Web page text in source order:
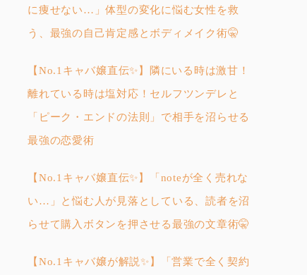
に痩せない…」体型の変化に悩む女性を救
う、最強の自己肯定感とボディメイク術🤫
【No.1キャバ嬢直伝✨】隣にいる時は激甘！
離れている時は塩対応！セルフツンデレと
「ピーク・エンドの法則」で相手を沼らせる
最強の恋愛術
【No.1キャバ嬢直伝✨】「noteが全く売れな
い…」と悩む人が見落としている、読者を沼
らせて購入ボタンを押させる最強の文章術🤫
【No.1キャバ嬢が解説✨】「営業で全く契約